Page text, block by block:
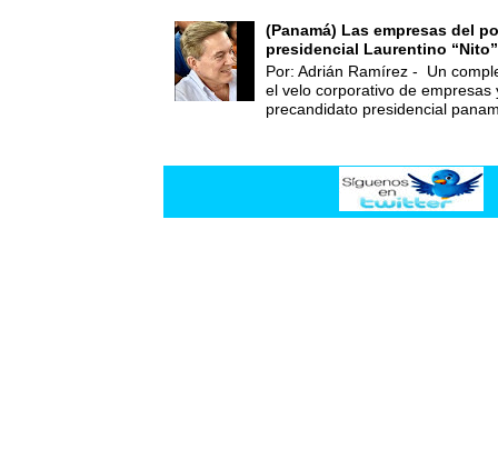
(Panamá) Las empresas del
presidencial Laurentino
Por: Adrián Ramírez - Un
el velo corporativo de empresas
precandidato presidencial